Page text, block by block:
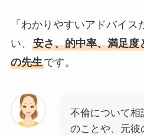
「わかりやすいアドバイ
い、 安さ、的中率、満足度
の先生です。
不倫について相
のことや、元彼